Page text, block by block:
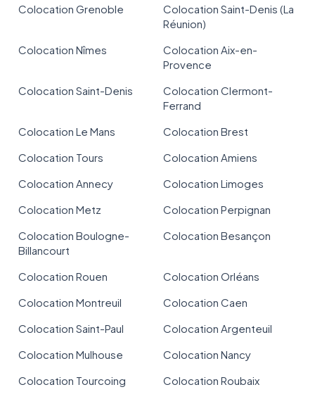
Colocation Grenoble
Colocation Saint-Denis (La
Réunion)
Colocation Nîmes
Colocation Aix-en-
Provence
Colocation Saint-Denis
Colocation Clermont-
Ferrand
Colocation Le Mans
Colocation Brest
Colocation Tours
Colocation Amiens
Colocation Annecy
Colocation Limoges
Colocation Metz
Colocation Perpignan
Colocation Boulogne-
Billancourt
Colocation Besançon
Colocation Rouen
Colocation Orléans
Colocation Montreuil
Colocation Caen
Colocation Saint-Paul
Colocation Argenteuil
Colocation Mulhouse
Colocation Nancy
Colocation Tourcoing
Colocation Roubaix